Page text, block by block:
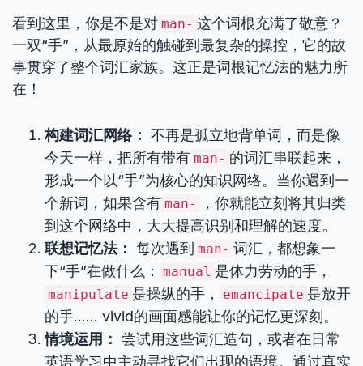
看到这里，你是不是对 man- 这个词根充满了敬意？
一双“手”，从最原始的触碰到最复杂的操控，它的故
事贯穿了整个词汇家族。这正是词根记忆法的魅力所
在！
构建词汇网络： 不再是孤立地背单词，而是像
今天一样，把所有带有 man- 的词汇串联起来，
形成一个以“手”为核心的知识网络。当你遇到一
个新词，如果含有 man-
，你就能立刻将其归类
到这个网络中，大大提高识别和理解的速度。
联想记忆法： 每次遇到 man- 词汇，都想象一
下“手”在做什么：
manual 是体力劳动的手，
manipulate 是操纵的手， emancipate 是放开
的手…… vivid的画面感能让你的记忆更深刻。
情境运用： 尝试用这些词汇造句，或者在日常
英语学习中主动寻找它们出现的语境。通过真实